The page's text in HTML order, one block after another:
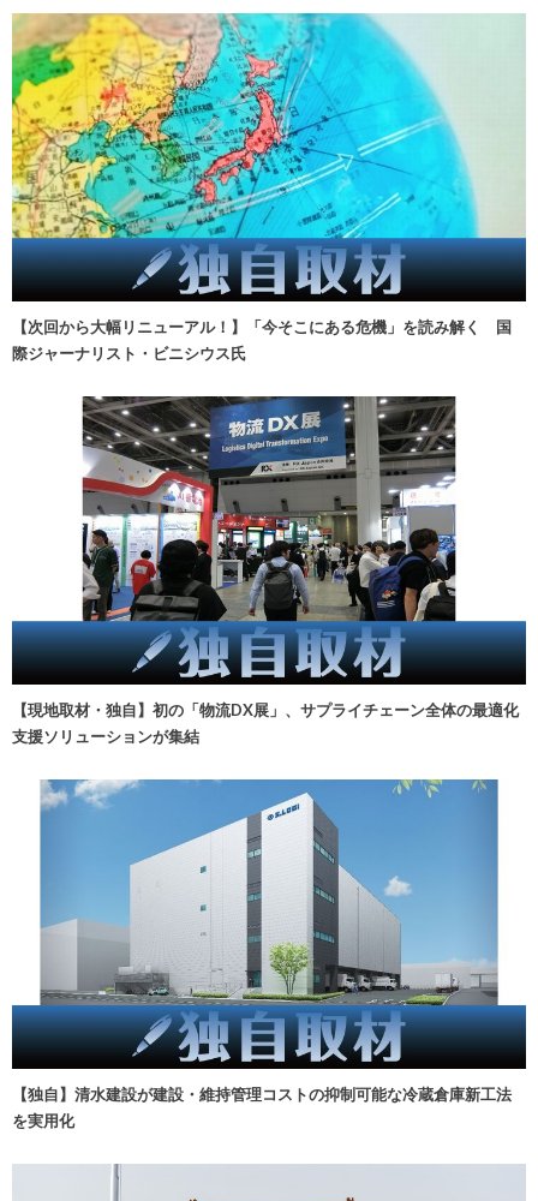
【次回から大幅リニューアル！】「今そこにある危機」を読み解く 国
際ジャーナリスト・ビニシウス氏
【現地取材・独自】初の「物流DX展」、サプライチェーン全体の最適化
支援ソリューションが集結
【独自】清水建設が建設・維持管理コストの抑制可能な冷蔵倉庫新工法
を実用化